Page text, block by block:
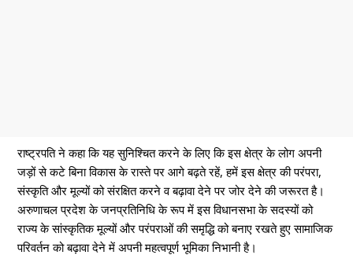
राष्ट्रपति ने कहा कि यह सुनिश्चित करने के लिए कि इस क्षेत्र के लोग अपनी
जड़ों से कटे बिना विकास के रास्ते पर आगे बढ़ते रहें, हमें इस क्षेत्र की परंपरा,
संस्कृति और मूल्यों को संरक्षित करने व बढ़ावा देने पर जोर देने की जरूरत है।
अरुणाचल प्रदेश के जनप्रतिनिधि के रूप में इस विधानसभा के सदस्यों को
राज्य के सांस्कृतिक मूल्यों और परंपराओं की समृद्धि को बनाए रखते हुए सामाजिक
परिवर्तन को बढ़ावा देने में अपनी महत्वपूर्ण भूमिका निभानी है।